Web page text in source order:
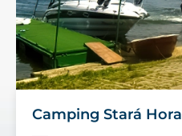
Camping Stará Hora